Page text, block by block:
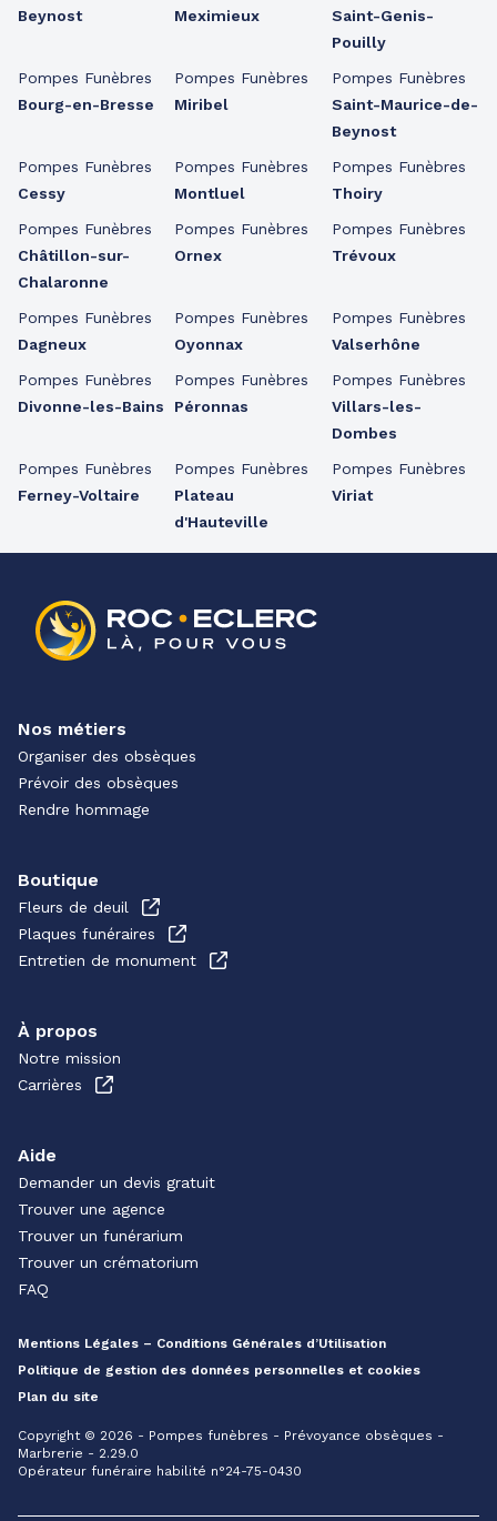
Beynost
Pompes Funèbres
Bourg-en-Bresse
Pompes Funèbres
Cessy
Pompes Funèbres
Châtillon-sur-
Chalaronne
Pompes Funèbres
Dagneux
Pompes Funèbres
Divonne-les-Bains
Pompes Funèbres
Ferney-Voltaire
Meximieux
Pompes Funèbres
Miribel
Pompes Funèbres
Montluel
Pompes Funèbres
Ornex
Pompes Funèbres
Oyonnax
Pompes Funèbres
Péronnas
Pompes Funèbres
Plateau
d'Hauteville
Saint-Genis-
Pouilly
Pompes Funèbres
Saint-Maurice-de-
Beynost
Pompes Funèbres
Thoiry
Pompes Funèbres
Trévoux
Pompes Funèbres
Valserhône
Pompes Funèbres
Villars-les-
Dombes
Pompes Funèbres
Viriat
Nos métiers
Organiser des obsèques
Prévoir des obsèques
Rendre hommage
Boutique
Fleurs de deuil
Plaques funéraires
Entretien de monument
À propos
Notre mission
Carrières
Aide
Demander un devis gratuit
Trouver une agence
Trouver un funérarium
Trouver un crématorium
FAQ
Mentions Légales – Conditions Générales d’Utilisation
Politique de gestion des données personnelles et cookies
Plan du site
Copyright © 2026 - Pompes funèbres - Prévoyance obsèques -
Marbrerie - 2.29.0
Opérateur funéraire habilité n°24-75-0430